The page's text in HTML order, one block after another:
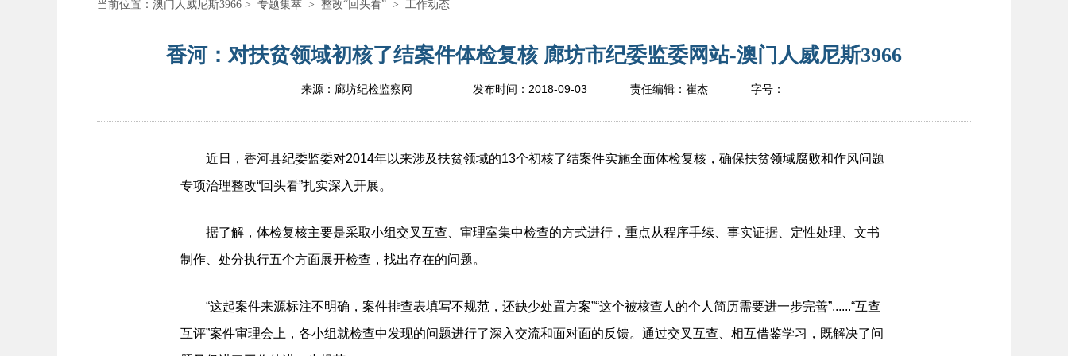
当前位置： 澳门人威尼斯3966 > 专题集萃 > 整改“回头看” > 工作动态
香河：对扶贫领域初核了结案件体检复核 廊坊市纪委监委网站-澳门人威尼斯3966
来源：廊坊纪检监察网 发布时间： 2018-09-03 责任编辑： 崔杰 字号：
近日，香河县纪委监委对2014年以来涉及扶贫领域的13个初核了结案件实施全面体检复核，确保扶贫领域腐败和作风问题
专项治理整改“回头看”扎实深入开展。
据了解，体检复核主要是采取小组交叉互查、审理室集中检查的方式进行，重点从程序手续、事实证据、定性处理、文书
制作、处分执行五个方面展开检查，找出存在的问题。
“这起案件来源标注不明确，案件排查表填写不规范，还缺少处置方案”“这个被核查人的个人简历需要进一步完善”......“互查
互评”案件审理会上，各小组就检查中发现的问题进行了深入交流和面对面的反馈。通过交叉互查、相互借鉴学习，既解决了问